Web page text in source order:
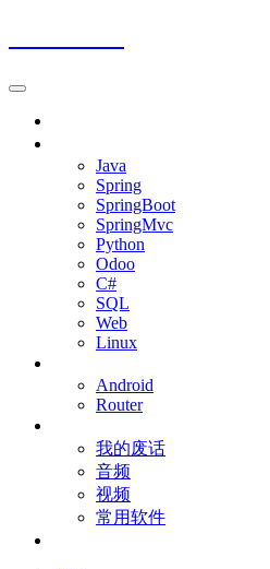
Java
Spring
SpringBoot
SpringMvc
Python
Odoo
C#
SQL
Web
Linux
Android
Router
我的废话
音频
视频
常用软件